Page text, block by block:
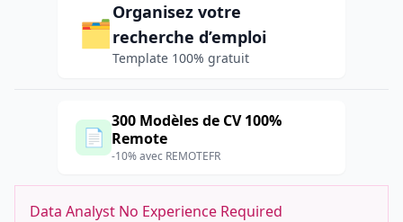
🗂️
Organisez votre
recherche d’emploi
Template 100% gratuit
📄
300 Modèles de CV 100%
Remote
-10% avec REMOTEFR
Data Analyst No Experience Required